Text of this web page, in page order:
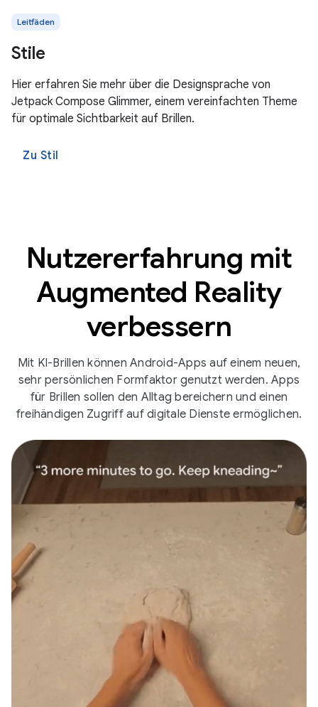
Leitfäden
Stile
Hier erfahren Sie mehr über die Designsprache von
Jetpack Compose Glimmer, einem vereinfachten Theme
für optimale Sichtbarkeit auf Brillen.
Zu Stil
Nutzererfahrung mit
Augmented Reality
verbessern
Mit KI-Brillen können Android-Apps auf einem neuen,
sehr persönlichen Formfaktor genutzt werden. Apps
für Brillen sollen den Alltag bereichern und einen
freihändigen Zugriff auf digitale Dienste ermöglichen.